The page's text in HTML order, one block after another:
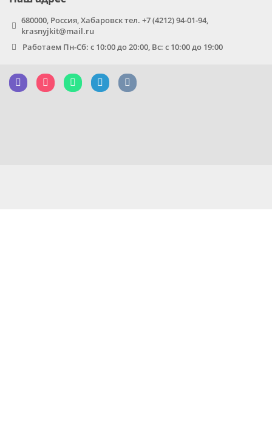
680000, Россия, Хабаровск тел. +7 (4212) 94-01-94,
krasnyjkit@mail.ru
Работаем Пн-Сб: с 10:00 до 20:00, Вс: с 10:00 до 19:00